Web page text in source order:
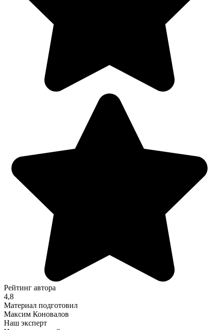
Рейтинг автора
4,8
Материал подготовил
Максим Коновалов
Наш эксперт